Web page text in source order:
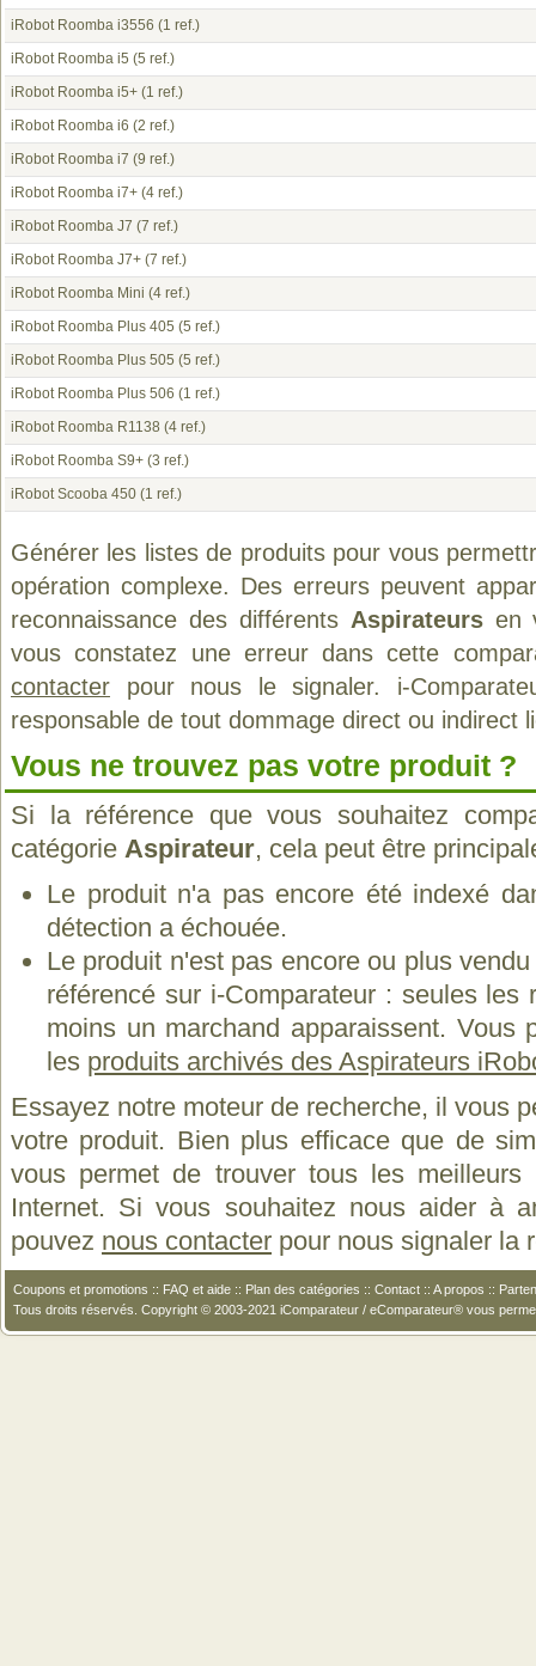
iRobot Roomba i3556 (1 ref.)
iRobot Roomba i5 (5 ref.)
iRobot Roomba i5+ (1 ref.)
iRobot Roomba i6 (2 ref.)
iRobot Roomba i7 (9 ref.)
iRobot Roomba i7+ (4 ref.)
iRobot Roomba J7 (7 ref.)
iRobot Roomba J7+ (7 ref.)
iRobot Roomba Mini (4 ref.)
iRobot Roomba Plus 405 (5 ref.)
iRobot Roomba Plus 505 (5 ref.)
iRobot Roomba Plus 506 (1 ref.)
iRobot Roomba R1138 (4 ref.)
iRobot Roomba S9+ (3 ref.)
iRobot Scooba 450 (1 ref.)
Générer les listes de produits pour vous
opération complexe. Des erreurs peuvent
reconnaissance des différents Aspirateursen
vous constatez une erreur dans cette
contacter pour nous le signaler. i-
responsable de tout dommage direct ou indirect
Vous ne trouvez pas votre produit ?
Si la référence que vous souhaitez
catégorie Aspirateur, cela peut être
Le produit n'a pas encore été indexé
détection a échouée.
Le produit n'est pas encore ou plus
référencé sur i-Comparateur : seules les
moins un marchand apparaissent. Vous
les produits archivés des Aspirateurs
Essayez notre moteur de recherche, il vous
votre produit. Bien plus efficace que de
vous permet de trouver tous les
Internet. Si vous souhaitez nous aider à
pouvez nous contacter pour nous signaler la
Coupons et promotions :: FAQ et aide :: Plan des catégories :: Contact :: A propos ::
Tous droits réservés. Copyright © 2003-2021 iComparateur / eComparateur® vous